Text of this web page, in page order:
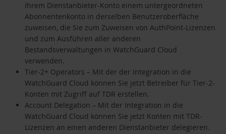
Ihrem Dienstanbieter-Konto einem untergeordneten
Abonnentenkonto in derselben Benutzeroberfläche
zuweisen, die Sie zum Zuweisen von AuthPoint-Lizenzen
und zum Ausführen aller anderen
Bestandsverwaltungen in WatchGuard Cloud
verwenden.
Tier-2+ Operators – Mit der der Integration in die
WatchGuard Cloud können Sie jetzt Betreiber für Tier-2-
Konten mit Zugriff auf TDR erstellen.
Account Delegation – Mit der Integration in die
WatchGuard Cloud können Sie jetzt Konten mit TDR-
Lizenzen an einen anderen Dienstanbieter delegieren.